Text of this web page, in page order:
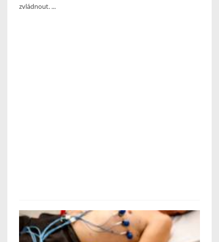
zvládnout. ...